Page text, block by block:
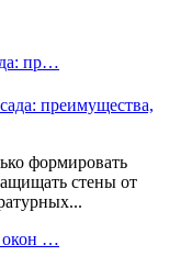
пр…
формировать
стены от
окон …